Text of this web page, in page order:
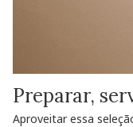
Preparar,
Aproveitar essa